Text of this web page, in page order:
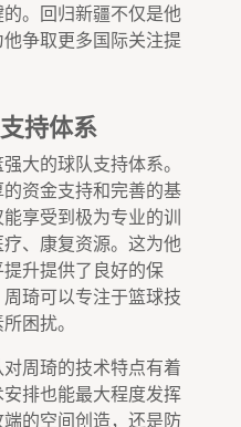
。回归新疆不仅是他
争取更多国际关注提
持体系
大的球队支持体系。
资金支持和完善的基
享受到极为专业的训
、康复资源。这为他
升提供了良好的保
琦可以专注于篮球技
困扰。
周琦的技术特点有着
排也能最大程度发挥
的空间创造，还是防